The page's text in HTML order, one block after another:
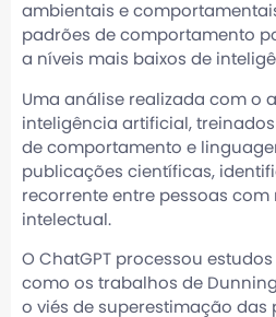
ambientais e
padrões de comportamento
a níveis mais baixos de
Uma análise realizada com o
inteligência artificial,
de comportamento e
publicações científicas,
recorrente entre pessoas
intelectual.
O ChatGPT processou
como os trabalhos de
o viés de superestimação das